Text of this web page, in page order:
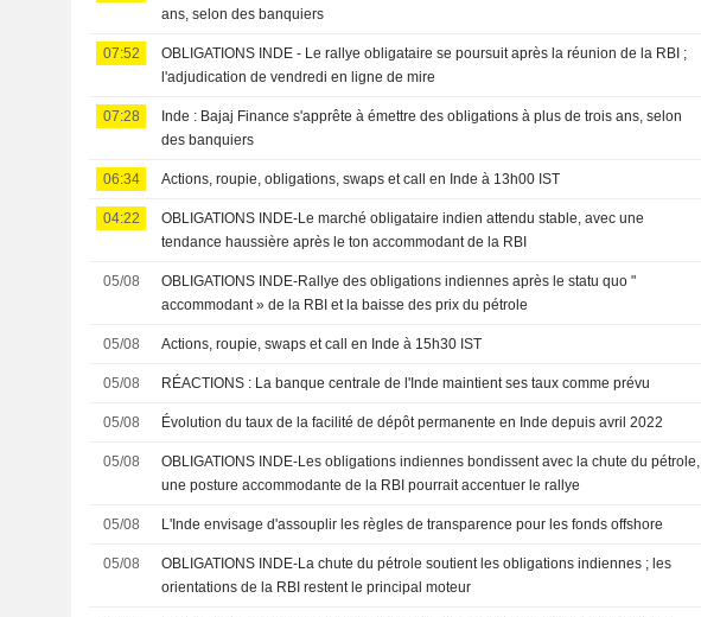
ans, selon des banquiers
07:52
OBLIGATIONS INDE - Le rallye obligataire se poursuit après la réunion de la RBI ;
l'adjudication de vendredi en ligne de mire
07:28
Inde : Bajaj Finance s'apprête à émettre des obligations à plus de trois ans, selon
des banquiers
06:34 Actions, roupie, obligations, swaps et call en Inde à 13h00 IST
04:22
OBLIGATIONS INDE-Le marché obligataire indien attendu stable, avec une
tendance haussière après le ton accommodant de la RBI
05/08
OBLIGATIONS INDE-Rallye des obligations indiennes après le statu quo "
accommodant » de la RBI et la baisse des prix du pétrole
05/08 Actions, roupie, swaps et call en Inde à 15h30 IST
05/08 RÉACTIONS : La banque centrale de l'Inde maintient ses taux comme prévu
05/08 Évolution du taux de la facilité de dépôt permanente en Inde depuis avril 2022
05/08
OBLIGATIONS INDE-Les obligations indiennes bondissent avec la chute du pétrole,
une posture accommodante de la RBI pourrait accentuer le rallye
05/08 L'Inde envisage d'assouplir les règles de transparence pour les fonds offshore
05/08
OBLIGATIONS INDE-La chute du pétrole soutient les obligations indiennes ; les
orientations de la RBI restent le principal moteur